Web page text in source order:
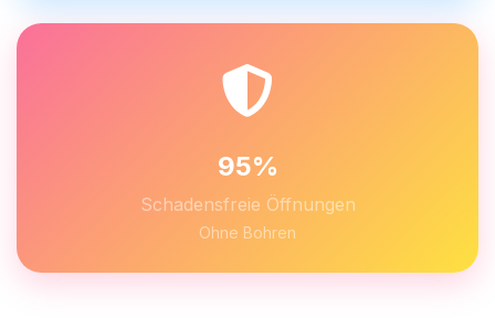
95%
Schadensfreie Öffnungen
Ohne Bohren